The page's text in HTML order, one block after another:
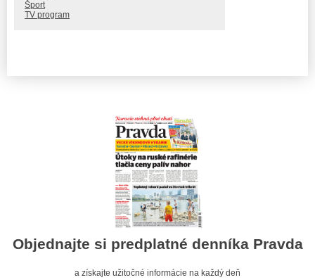
Šport
TV program
Objednajte si predplatné denníka Pravda
a získajte užitočné informácie na každý deň